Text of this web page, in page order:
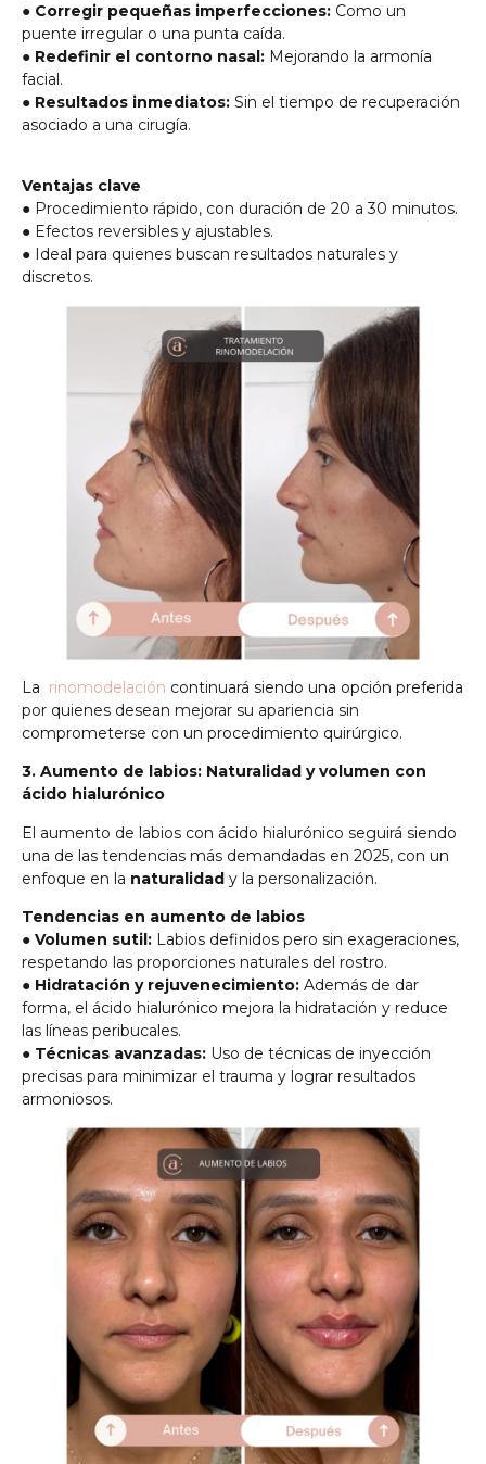
● Corregir pequeñas imperfecciones: Como un
puente irregular o una punta caída.
● Redefinir el contorno nasal: Mejorando la armonía
facial.
● Resultados inmediatos: Sin el tiempo de recuperación
asociado a una cirugía.
Ventajas clave
● Procedimiento rápido, con duración de 20 a 30 minutos.
● Efectos reversibles y ajustables.
● Ideal para quienes buscan resultados naturales y
discretos.
La rinomodelación continuará siendo una opción preferida
por quienes desean mejorar su apariencia sin
comprometerse con un procedimiento quirúrgico.
3. Aumento de labios: Naturalidad y volumen con
ácido hialurónico
El aumento de labios con ácido hialurónico seguirá siendo
una de las tendencias más demandadas en 2025, con un
enfoque en la naturalidad y la personalización.
Tendencias en aumento de labios
● Volumen sutil: Labios definidos pero sin exageraciones,
respetando las proporciones naturales del rostro.
● Hidratación y rejuvenecimiento: Además de dar
forma, el ácido hialurónico mejora la hidratación y reduce
las líneas peribucales.
● Técnicas avanzadas: Uso de técnicas de inyección
precisas para minimizar el trauma y lograr resultados
armoniosos.